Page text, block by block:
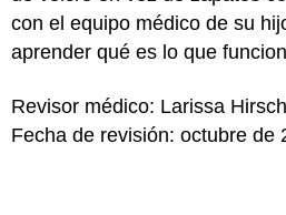
con el equipo médico de su
aprender qué es lo que
Revisor médico: Larissa
Fecha de revisión: octubre de